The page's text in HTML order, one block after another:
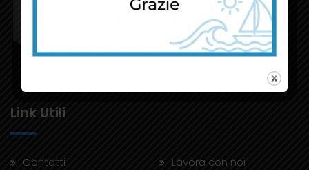
Link Utili
Contatti
Lavora con noi